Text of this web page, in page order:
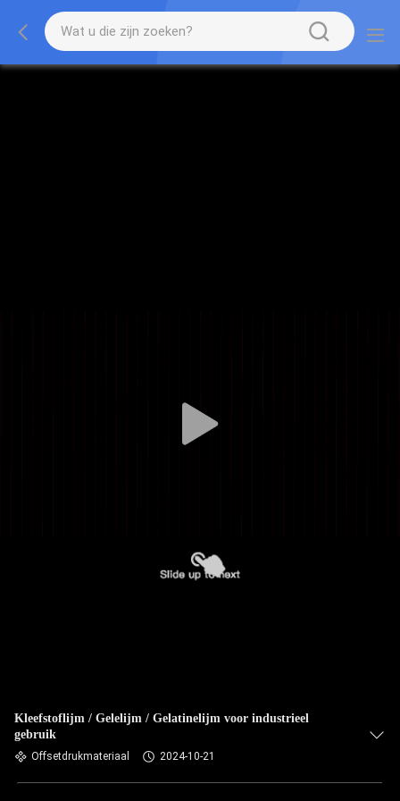
Kleefstoflijm / Gelelijm / Gelatinelijm voor industrieel
gebruik
Offsetdrukmateriaal 2024-10-21